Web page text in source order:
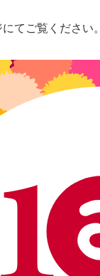
てご覧ください。